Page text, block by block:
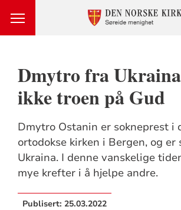
Dmytro fra
ikke troen på Gud
Dmytro Ostanin er sokneprest i
ortodokse kirken i Bergen, og er
Ukraina. I denne vanskelige
mye krefter i å hjelpe andre.
Publisert: 25.03.2022